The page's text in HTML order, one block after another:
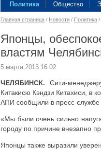
Политика Общество
Главная страница / Новости / Политика /
Японцы,
властям
5 марта 2013 16:02
ЧЕЛЯБИНСК. Сити-
Китакисю Кэндзи Китахиси, в
АПИ сообщили в пресс-службе
«Мы были очень сильно
городу по причине внезапно
Японцы также выразили